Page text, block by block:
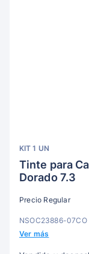
KIT 1 UN
Tinte para
Dorado 7.3
Precio Regular
NSOC23886-07CO
Ver más